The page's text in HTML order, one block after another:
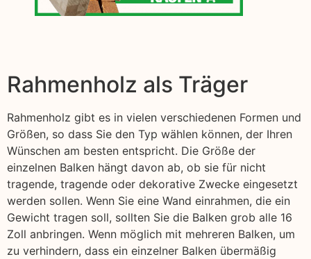
Rahmenholz als Träger
Rahmenholz gibt es in vielen verschiedenen Formen und
Größen, so dass Sie den Typ wählen können, der Ihren
Wünschen am besten entspricht. Die Größe der
einzelnen Balken hängt davon ab, ob sie für nicht
tragende, tragende oder dekorative Zwecke eingesetzt
werden sollen. Wenn Sie eine Wand einrahmen, die ein
Gewicht tragen soll, sollten Sie die Balken grob alle 16
Zoll anbringen. Wenn möglich mit mehreren Balken, um
zu verhindern, dass ein einzelner Balken übermäßig